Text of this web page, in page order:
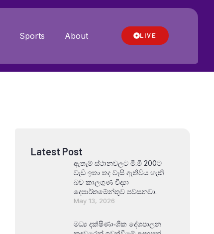
Sports About LIVE
Latest Post
ඇතැම් ස්ථානවලට මි.මි 200ට
වැඩි ඉතා තද වැසි ඇතිවිය හැකි
බව කාලගුණ විද්‍යා
දෙපාර්තමේන්තුව පවසනවා.
May 13, 2026
මධ්‍ය දක්ෂිණාංශික දේශපාලන